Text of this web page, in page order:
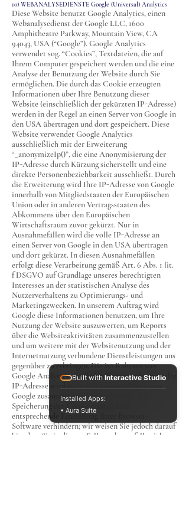
10) WEBANALYSEDIENSTE Google (Universal) Analytics
Diese Website benutzt Google Analytics, einen
Webanalysedienst der Google LLC, 1600
Amphitheatre Parkway, Mountain View, CA
94043, USA (“Google”). Google Analytics
verwendet sog. “Cookies”, Textdateien, die auf
Ihrem Computer gespeichert werden und die eine
Analyse der Benutzung der Website durch Sie
ermöglichen. Die durch das Cookie erzeugten
Informationen über Ihre Benutzung dieser
Website (einschließlich der gekürzten IP-Adresse)
werden in der Regel an einen Server von Google in
den USA übertragen und dort gespeichert. Diese
Website verwendet Google Analytics
ausschließlich mit der Erweiterung
“_anonymizeIp()”, die eine Anonymisierung der
IP-Adresse durch Kürzung sicherstellt und eine
direkte Personenbeziehbarkeit ausschließt. Durch
die Erweiterung wird Ihre IP-Adresse von Google
innerhalb von Mitgliedstaaten der Europäischen
Union oder in anderen Vertragsstaaten des
Abkommens über den Europäischen
Wirtschaftsraum zuvor gekürzt. Nur in
Ausnahmefällen wird die volle IP-Adresse an
einen Server von Google in den USA übertragen
und dort gekürzt. In diesen Ausnahmefällen
erfolgt diese Verarbeitung gemäß Art. 6 Abs. 1 lit.
f DSGVO auf Grundlage unseres berechtigten
Interesses an der statistischen Analyse des
Nutzerverhaltens zu Optimierungs- und
Marketingzwecken. In unserem Auftrag wird
Google diese Informationen benutzen, um Ihre
Nutzung der Website auszuwerten, um Reports
über die Websiteaktivitäten zusammenzustellen
und um weitere mit der Websitenutzung und der
Internetnutzung verbundene Dienstleistungen uns
gegenüber zu erbringen. Die im Rahmen von
Google Analytics von Ihrem Browser übermittelte
IP-Adresse wird nicht mit anderen Daten von
Google zusammengeführt. Sie können die
Speicherung der Cookies durch eine
entsprechende Einstellung Ihrer Browser-
Software verhindern; wir weisen Sie jedoch darauf
hin, dass Sie in diesem Fall gegebenenfalls nicht
Built with Interactive Studio
Installed Apps:
• Aura Suite